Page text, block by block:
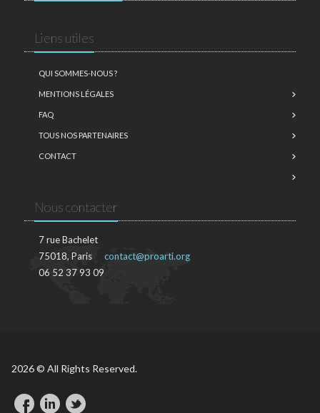
Liens utiles
QUI SOMMES-NOUS ?
MENTIONS LÉGALES
FAQ
TOUS NOS PARTENAIRES
CONTACT
Nous contacter
7 rue Bachelet
75018, Paris
06 52 37 93 09
contact@proarti.org
2026 © All Rights Reserved.